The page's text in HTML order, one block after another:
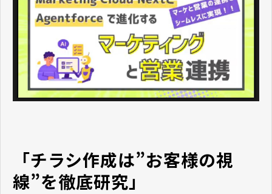
「チラシ作成は”お客様の視
線”を徹底研究」